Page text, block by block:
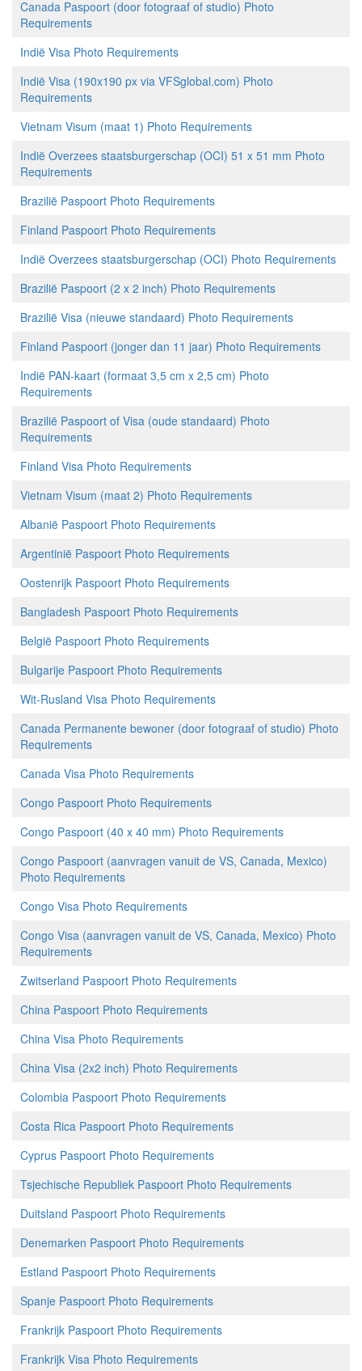
Canada Paspoort (door fotograaf of studio) Photo
Requirements
Indië Visa Photo Requirements
Indië Visa (190x190 px via VFSglobal.com) Photo
Requirements
Vietnam Visum (maat 1) Photo Requirements
Indië Overzees staatsburgerschap (OCI) 51 x 51 mm Photo
Requirements
Brazilië Paspoort Photo Requirements
Finland Paspoort Photo Requirements
Indië Overzees staatsburgerschap (OCI) Photo Requirements
Brazilië Paspoort (2 x 2 inch) Photo Requirements
Brazilië Visa (nieuwe standaard) Photo Requirements
Finland Paspoort (jonger dan 11 jaar) Photo Requirements
Indië PAN-kaart (formaat 3,5 cm x 2,5 cm) Photo
Requirements
Brazilië Paspoort of Visa (oude standaard) Photo
Requirements
Finland Visa Photo Requirements
Vietnam Visum (maat 2) Photo Requirements
Albanië Paspoort Photo Requirements
Argentinië Paspoort Photo Requirements
Oostenrijk Paspoort Photo Requirements
Bangladesh Paspoort Photo Requirements
België Paspoort Photo Requirements
Bulgarije Paspoort Photo Requirements
Wit-Rusland Visa Photo Requirements
Canada Permanente bewoner (door fotograaf of studio) Photo
Requirements
Canada Visa Photo Requirements
Congo Paspoort Photo Requirements
Congo Paspoort (40 x 40 mm) Photo Requirements
Congo Paspoort (aanvragen vanuit de VS, Canada, Mexico)
Photo Requirements
Congo Visa Photo Requirements
Congo Visa (aanvragen vanuit de VS, Canada, Mexico) Photo
Requirements
Zwitserland Paspoort Photo Requirements
China Paspoort Photo Requirements
China Visa Photo Requirements
China Visa (2x2 inch) Photo Requirements
Colombia Paspoort Photo Requirements
Costa Rica Paspoort Photo Requirements
Cyprus Paspoort Photo Requirements
Tsjechische Republiek Paspoort Photo Requirements
Duitsland Paspoort Photo Requirements
Denemarken Paspoort Photo Requirements
Estland Paspoort Photo Requirements
Spanje Paspoort Photo Requirements
Frankrijk Paspoort Photo Requirements
Frankrijk Visa Photo Requirements